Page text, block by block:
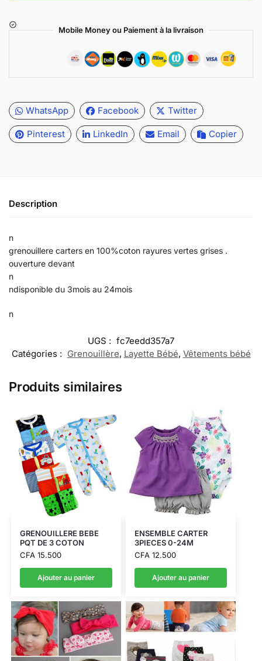
Mobile Money ou Paiement à la livraison
WhatsApp Facebook Twitter
Pinterest LinkedIn Email Copier
Description
n
grenouillere carters en 100%coton rayures vertes grises .
ouverture devant
n
ndisponible du 3mois au 24mois
n
UGS : fc7eedd357a7
Catégories : Grenouillère, Layette Bébé, Vêtements bébé
Produits similaires
GRENOUILLERE BEBE
PQT DE 3 COTON
CFA15.500
Ajouter au panier
ENSEMBLE CARTER
3PIECES 0-24M
CFA12.500
Ajouter au panier